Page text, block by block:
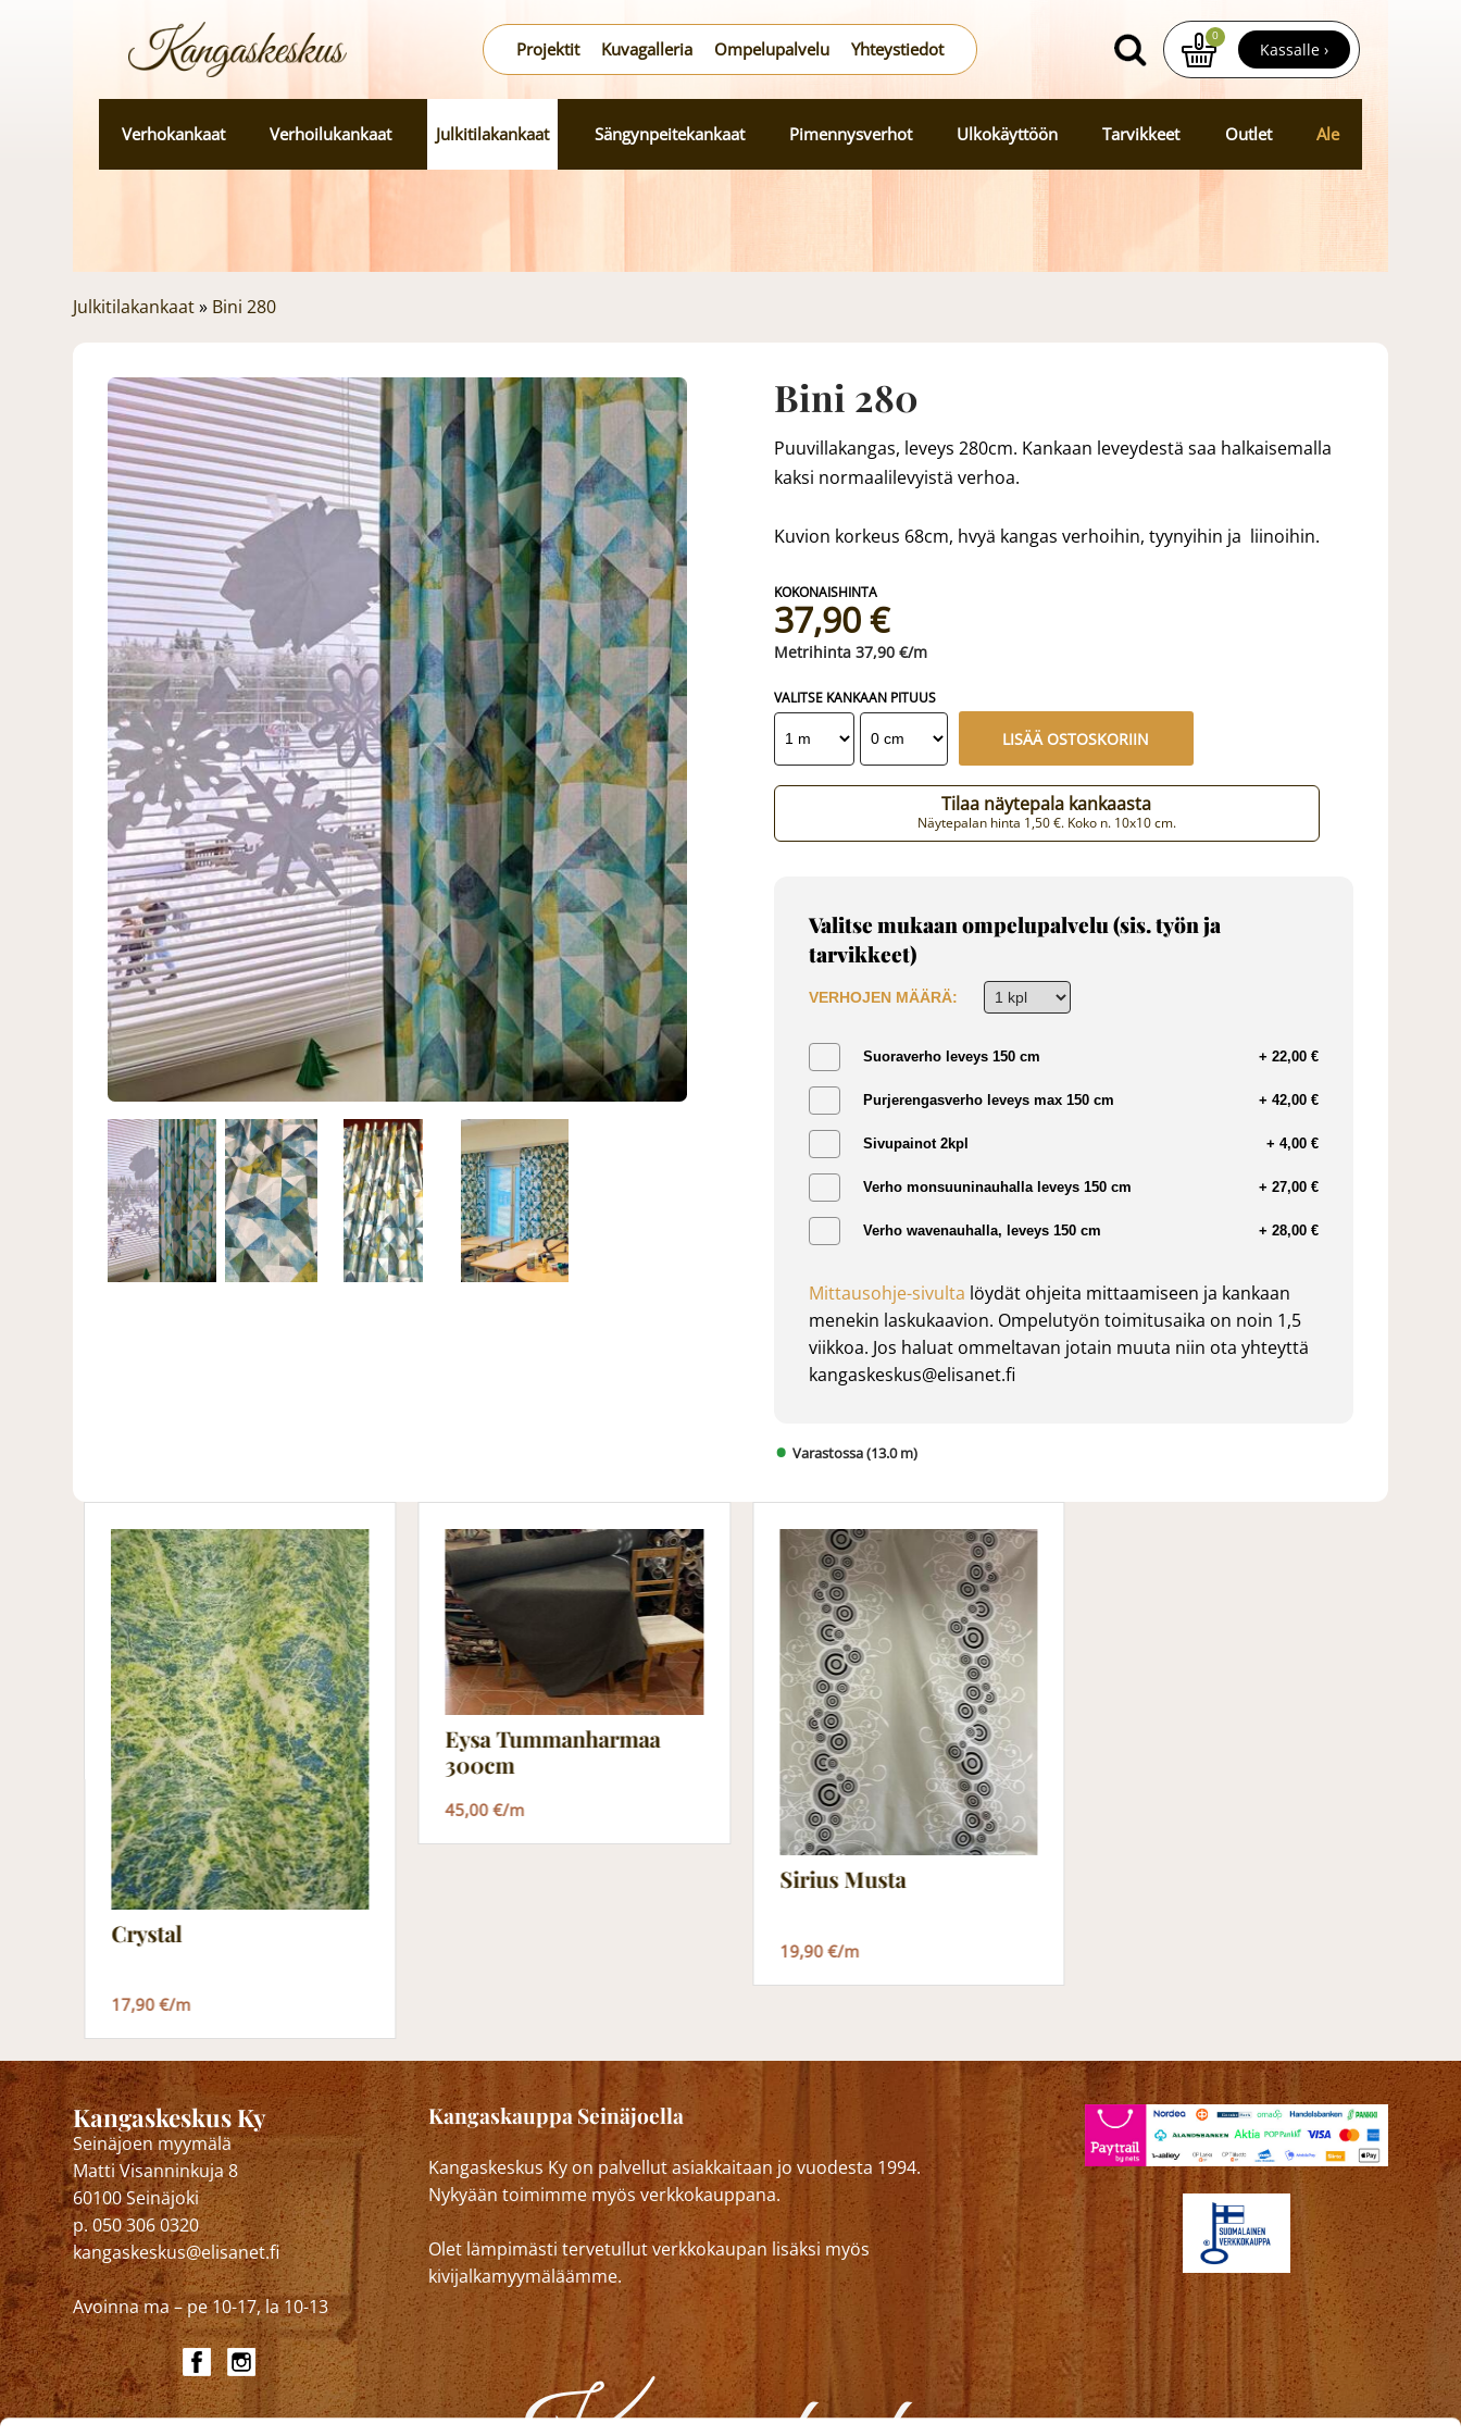
Projektit Kuvagalleria Ompelupalvelu Yhteystiedot
0
Kassalle ›
Verhokankaat Verhoilukankaat Julkitilakankaat Sängynpeitekankaat Pimennysverhot Ulkokäyttöön Tarvikkeet Outlet Ale
Julkitilakankaat» Bini 280
Bini 280
Puuvillakangas, leveys 280cm. Kankaan leveydestä saa halkaisemalla
kaksi normaalilevyistä verhoa.
Kuvion korkeus 68cm, hvyä kangas verhoihin, tyynyihin ja liinoihin.
37,90 €
37,90 €/m
VALITSE KANKAAN PITUUS
LISÄÄ OSTOSKORIIN
Tilaa näytepala kankaasta
Näytepalan hinta 1,50 €. Koko n. 10x10 cm.
Valitse mukaan ompelupalvelu (sis. työn ja
tarvikkeet)
VERHOJEN MÄÄRÄ:
Suoraverho leveys 150 cm + 22,00 €
Purjerengasverho leveys max 150 cm + 42,00 €
Sivupainot 2kpl + 4,00 €
Verho monsuuninauhalla leveys 150 cm + 27,00 €
Verho wavenauhalla, leveys 150 cm + 28,00 €
Mittausohje-sivulta löydät ohjeita mittaamiseen ja kankaan
menekin laskukaavion. Ompelutyön toimitusaika on noin 1,5
viikkoa. Jos haluat ommeltavan jotain muuta niin ota yhteyttä
kangaskeskus@elisanet.fi
Varastossa (13.0 m)
Crystal
17,90 €/m
Eysa Tummanharmaa
300cm
45,00 €/m
Sirius Musta
19,90 €/m
Kangaskeskus Ky
Seinäjoen myymälä
Matti Visanninkuja 8
60100 Seinäjoki
p. 050 306 0320
kangaskeskus@elisanet.fi
Avoinna ma – pe 10-17, la 10-13
Kangaskauppa Seinäjoella
Kangaskeskus Ky on palvellut asiakkaitaan jo vuodesta 1994.
Nykyään toimimme myös verkkokauppana.
Olet lämpimästi tervetullut verkkokaupan lisäksi myös
kivijalkamyymäläämme.